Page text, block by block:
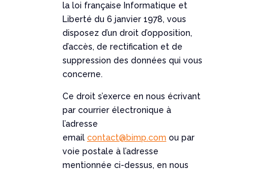
la loi française Informatique et
Liberté du 6 janvier 1978, vous
disposez d’un droit d’opposition,
d’accès, de rectification et de
suppression des données qui vous
concerne.
Ce droit s’exerce en nous écrivant
par courrier électronique à
l’adresse
email contact@bimp.com ou par
voie postale à l’adresse
mentionnée ci-dessus, en nous